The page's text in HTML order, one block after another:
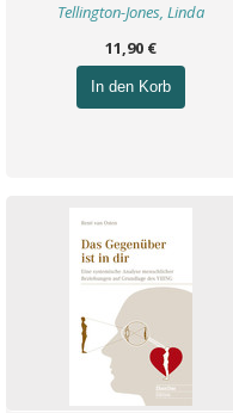
Tellington-Jones, Linda
11,90 €
In den Korb